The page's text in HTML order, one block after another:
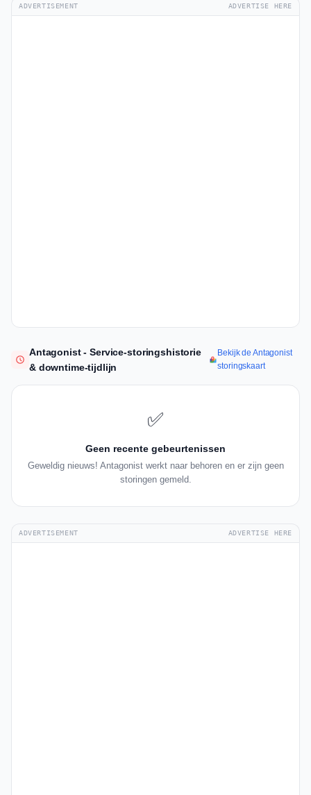
ADVERTISEMENT ADVERTISE HERE
Antagonist - Service-storingshistorie
& downtime-tijdlijn
Bekijk de Antagonist
storingskaart
✅
Geen recente gebeurtenissen
Geweldig nieuws! Antagonist werkt naar behoren en er zijn geen
storingen gemeld.
ADVERTISEMENT ADVERTISE HERE